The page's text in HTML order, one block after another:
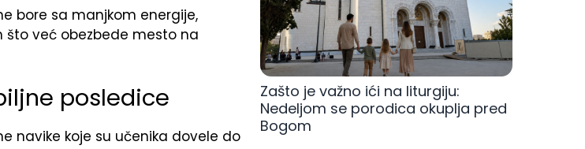
bore sa manjkom energije,
što već obezbede mesto na
posledice
navike koje su učenika dovele do
Zašto je važno ići na liturgiju:
Nedeljom se porodica okuplja pred
Bogom